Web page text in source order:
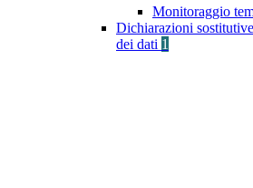
Monitoraggio
Dichiarazioni
dei dati 1